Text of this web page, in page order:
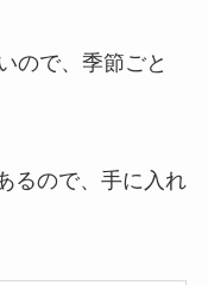
ので、季節ごと
るので、手に入れ